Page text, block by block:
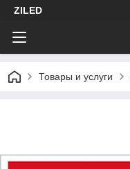
ZILED
Товары и услуги